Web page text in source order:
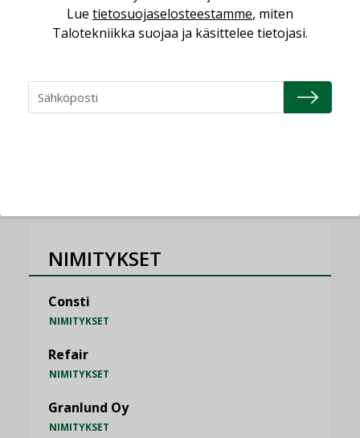
saatavien tietojen vertailukelpoisuus?
KOLUMNI
jämähtänyt ajassa paikalleen
MIELIPIDE
NIMITYKSET
Consti
NIMITYKSET
Refair
NIMITYKSET
Granlund Oy
NIMITYKSET
Lue tietosuojaselosteestamme, miten
Talotekniikka suojaa ja käsittelee tietojasi.